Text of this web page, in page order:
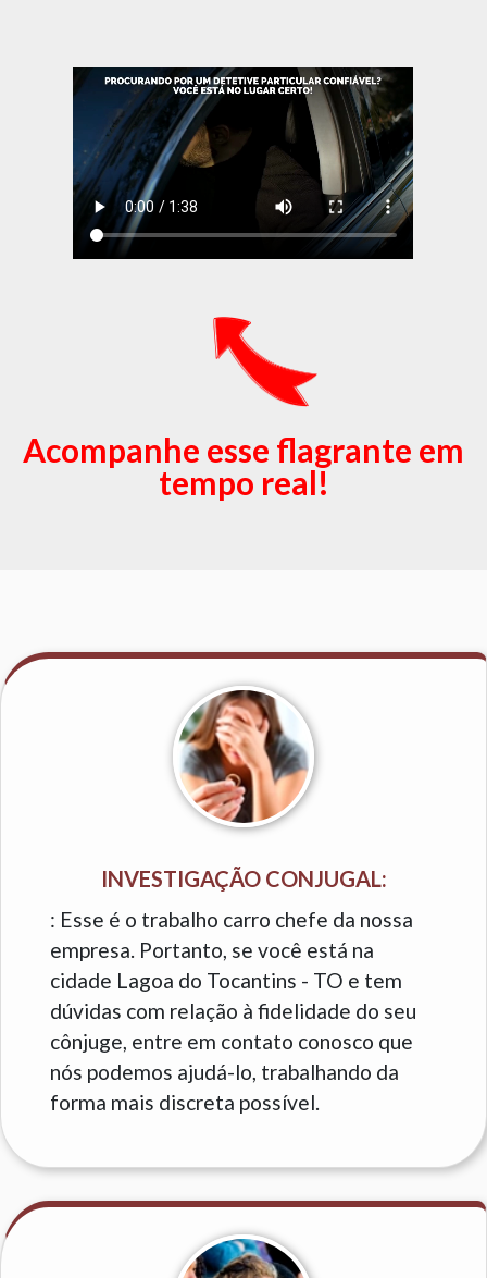
Acompanhe esse flagrante em
tempo real!
INVESTIGAÇÃO CONJUGAL:
: Esse é o trabalho carro chefe da nossa
empresa. Portanto, se você está na
cidade Lagoa do Tocantins - TO e tem
dúvidas com relação à fidelidade do seu
cônjuge, entre em contato conosco que
nós podemos ajudá-lo, trabalhando da
forma mais discreta possível.